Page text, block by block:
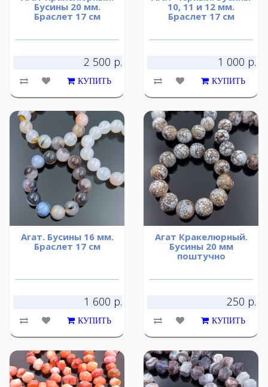
Бусины 20 мм.
Браслет 17 см
2 500 р.
КУПИТЬ
10, 11 и 12 мм.
Браслет 17 см
1 000 р.
КУПИТЬ
Агат. Бусины 16 мм.
Браслет 17 см
1 600 р.
КУПИТЬ
Агат Кракелюрный.
Бусины 20 мм
поштучно
250 р.
КУПИТЬ